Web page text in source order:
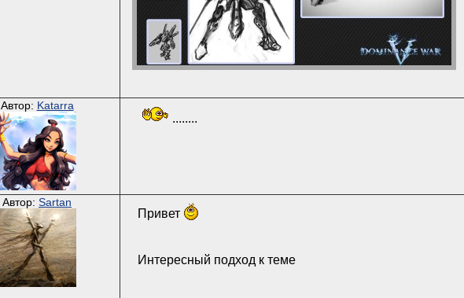
Автор: Katarra
........
Автор: Sartan
Привет
Интересный подход к теме